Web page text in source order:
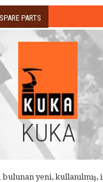
PARTS
KUKA
bulunan yeni, kullanılmış,